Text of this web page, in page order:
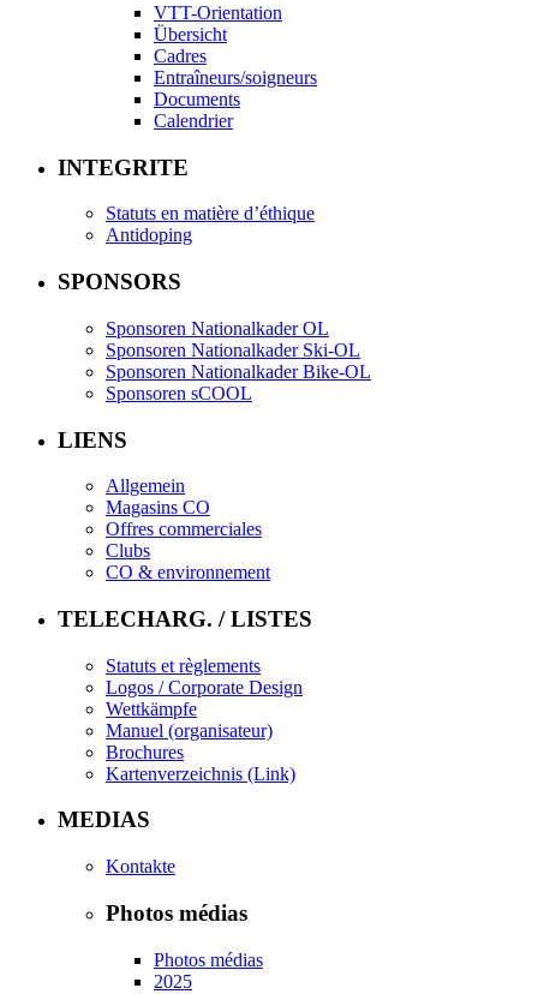
VTT-Orientation
Übersicht
Cadres
Entraîneurs/soigneurs
Documents
Calendrier
INTEGRITE
Statuts en matière d’éthique
Antidoping
SPONSORS
Sponsoren Nationalkader OL
Sponsoren Nationalkader Ski-OL
Sponsoren Nationalkader Bike-OL
Sponsoren sCOOL
LIENS
Allgemein
Magasins CO
Offres commerciales
Clubs
CO & environnement
TELECHARG. / LISTES
Statuts et règlements
Logos / Corporate Design
Wettkämpfe
Manuel (organisateur)
Brochures
Kartenverzeichnis (Link)
MEDIAS
Kontakte
Photos médias
Photos médias
2025